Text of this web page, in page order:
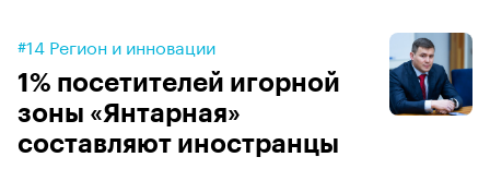
#14 Регион и инновации
1% посетителей игорной
зоны «Янтарная»
составляют иностранцы